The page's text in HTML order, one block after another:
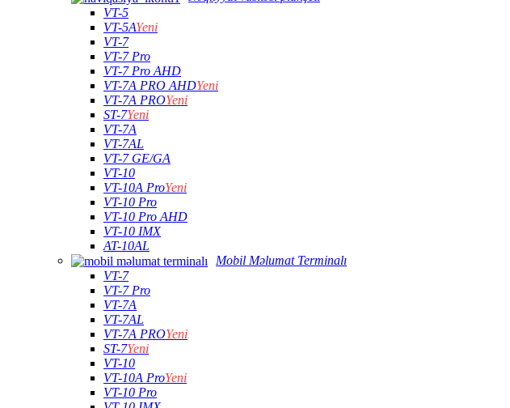
VT-5
VT-5AYeni
VT-7
VT-7 Pro
VT-7 Pro AHD
VT-7A PRO AHDYeni
VT-7A PROYeni
ST-7Yeni
VT-7A
VT-7AL
VT-7 GE/GA
VT-10
VT-10A ProYeni
VT-10 Pro
VT-10 Pro AHD
VT-10 IMX
AT-10AL
Mobil Məlumat Terminalı
VT-7
VT-7 Pro
VT-7A
VT-7AL
VT-7A PROYeni
ST-7Yeni
VT-10
VT-10A ProYeni
VT-10 Pro